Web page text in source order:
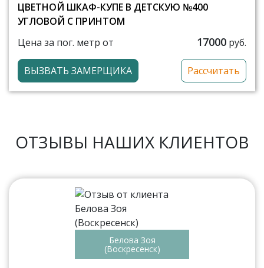
ЦВЕТНОЙ ШКАФ-КУПЕ В ДЕТСКУЮ №400
УГЛОВОЙ С ПРИНТОМ
Цена за пог. метр от
17000 руб.
ВЫЗВАТЬ ЗАМЕРЩИКА Рассчитать
ОТЗЫВЫ НАШИХ КЛИЕНТОВ
Белова Зоя
(Воскресенск)